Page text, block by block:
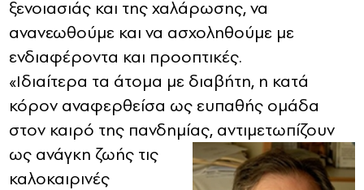
ξενοιασιάς και της χαλάρωσης, να
ανανεωθούμε και να ασχοληθούμε με
ενδιαφέροντα και προοπτικές.
«Ιδιαίτερα τα άτομα με διαβήτη, η κατά
κόρον αναφερθείσα ως ευπαθής ομάδα
στον καιρό της πανδημίας, αντιμετωπίζουν
ως ανάγκη ζωής τις
καλοκαιρινές